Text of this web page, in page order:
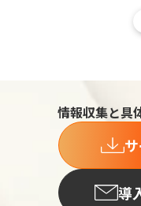
情報収集と具
導